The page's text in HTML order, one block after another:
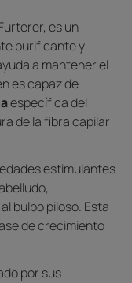
es un
purificante y
a mantener el
es capaz de
específica del
de la fibra capilar
estimulantes
bulbo piloso. Esta
de crecimiento
por sus